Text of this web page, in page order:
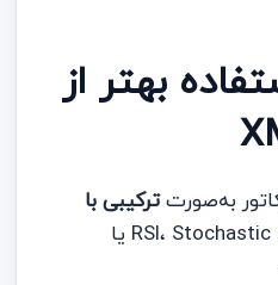
بهتر از
به‌صورتترکیبی با
مانند RSI، Stochastic یا